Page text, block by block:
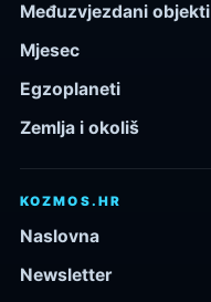
Međuzvjezdani objekti
Mjesec
Egzoplaneti
Zemlja i okoliš
KOZMOS.HR
Naslovna
Newsletter